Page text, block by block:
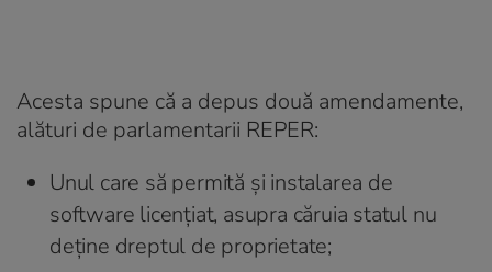
Acesta spune că a depus două amendamente,
alături de parlamentarii REPER:
Unul care să permită și instalarea de
software licențiat, asupra căruia statul nu
deține dreptul de proprietate;